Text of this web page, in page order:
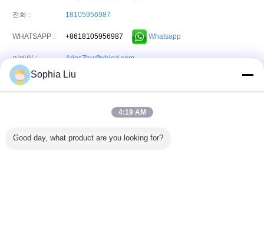
전화 : 18105956987
WHATSAPP : +8618105956987 Whatsapp
이메일 : AriesZhu@xhled.com
접촉 :
Optoelectronics Co., Ltd.)마지막 로그인: 시간 13 minuts 전
WHATSAPP : +8619102742104 Whatsapp
Sophia Liu
4:19 AM
Good day, what product are you looking for?